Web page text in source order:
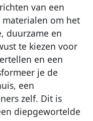
van een
om het
duurzame en
te kiezen voor
en een
je de
een
zelf. Dit is
diepgewortelde